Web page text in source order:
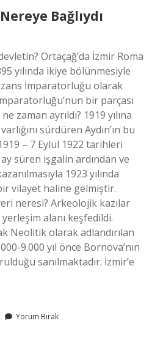
Bağlıydı
Ortaçağ’da İzmir Roma
yılında ikiye bölünmesiyle
İmparatorluğu olarak
bir parçası
zaman ayrıldı? 1919 yılına
sürdüren Aydın’ın bu
– 7 Eylül 1922 tarihleri
süren işgalin ardından ve
1923 yılında
vilayet haline gelmiştir.
neresi? Arkeolojik kazılar
alanı keşfedildi.
Neolitik olarak adlandırılan
9.000 yıl önce Bornova’nın
sanılmaktadır. İzmir’e
Yorum Bırak